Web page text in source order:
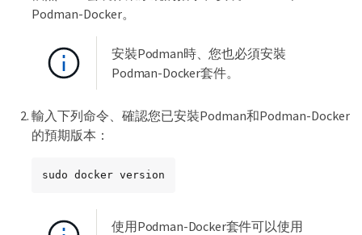
Podman-Docker。
安裝Podman時、您也必須安裝
Podman-Docker套件。
輸入下列命令、確認您已安裝Podman和Podman-Docker
的預期版本：
sudo docker version
使用Podman-Docker套件可以使用